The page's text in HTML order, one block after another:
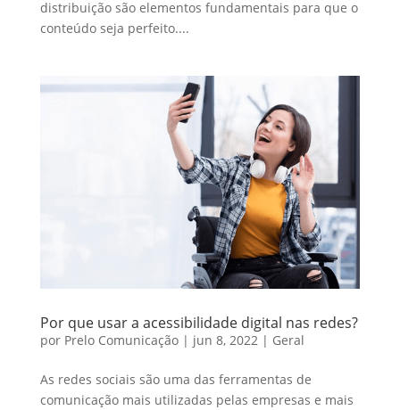
distribuição são elementos fundamentais para que o
conteúdo seja perfeito....
Por que usar a acessibilidade digital nas redes?
por Prelo Comunicação| jun 8, 2022| Geral
As redes sociais são uma das ferramentas de
comunicação mais utilizadas pelas empresas e mais